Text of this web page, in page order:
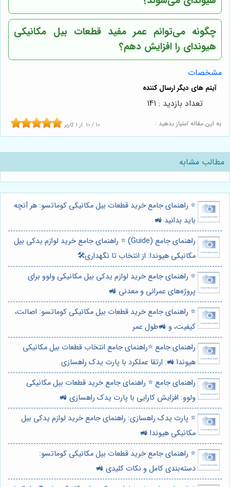
چگونه می‌توانم عمر مفید قطعات بیل مکانیکی
هیوندای را افزایش دهم؟
مشخصات
به این مقاله امتیاز بدهید : 10 / 10 از 1 کاربر
تعداد بازدید : 141
مطالب مشابه
⭐️ راهنمای جامع خرید قطعات بیل مکانیکی کوماتسو: هر آنچه
باید بدانید 🚜
راهنمای جامع (Guide) ⭐️ راهنمای جامع خرید لوازم یدکی بیل
مکانیکی هیوندا: از انتخاب تا نگهداری🛠️
⭐️ راهنمای جامع خرید لوازم یدکی بیل مکانیکی ولوو برای
پروژه‌های عمرانی و معدنی 🚜
⭐️ راهنمای جامع خرید قطعات بیل مکانیکی کوماتسو: اصالت،
کیفیت، و 🚜طول عمر
راهنمای جامع ⭐️راهنمای جامع انتخاب قطعات بیل مکانیکی
هیوندا 🚜: ارتقا عملکرد با پارت یدک راهسازی
راهنمای جامع ⭐️ راهنمای جامع خرید قطعات بیل مکانیکی
ولوو: افزایش کارایی با پارت یدک راهسازی 🚜
⭐️ پارت یدک راهسازی: راهنمای جامع خرید لوازم یدکی بیل
مکانیکی هیوندا 🚜
⭐️ راهنمای جامع خرید قطعات بیل مکانیکی کوماتسو:
دسته‌بندی کامل و نکات کلیدی 🚜